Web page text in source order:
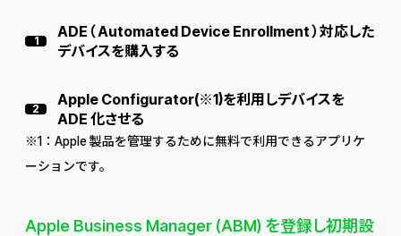
1
ADE（ Automated Device Enrollment ）対応した
デバイスを購入する
2
Apple Configurator(※1)を利用しデバイスを
ADE 化させる
※1：Apple 製品を管理するために無料で利用できるアプリケ
ーションです。
Apple Business Manager (ABM) を登録し初期設